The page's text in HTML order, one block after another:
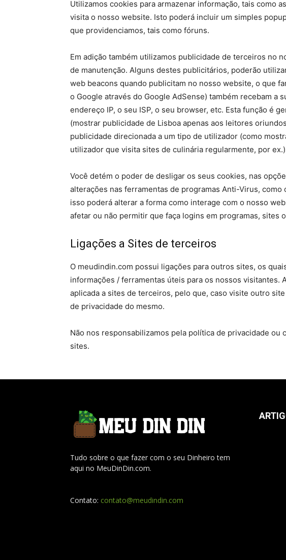
Utilizamos cookies para armazenar informação, tais como
visita o nosso website. Isto poderá incluir um simples
que providenciamos, tais como fóruns.
Em adição também utilizamos publicidade de terceiros no
de manutenção. Alguns destes publicitários, poderão
web beacons quando publicitam no nosso website, o que
o Google através do Google AdSense) também recebam a
endereço IP, o seu ISP, o seu browser, etc. Esta função é
(mostrar publicidade de Lisboa apenas aos leitores
publicidade direcionada a um tipo de utilizador (como
utilizador que visita sites de culinária regularmente, por
Você detém o poder de desligar os seus cookies, nas
alterações nas ferramentas de programas Anti-Virus,
isso poderá alterar a forma como interage com o nosso
afetar ou não permitir que faça logins em programas, sites
Ligações a Sites de terceiros
O meudindin.com possui ligações para outros sites, os
informações / ferramentas úteis para os nossos visitantes.
aplicada a sites de terceiros, pelo que, caso visite outro
de privacidade do mesmo.
Não nos responsabilizamos pela política de privacidade ou
sites.
Tudo sobre o que fazer com o seu Dinheiro tem
aqui no MeuDinDin.com.
Contato: contato@meudindin.com